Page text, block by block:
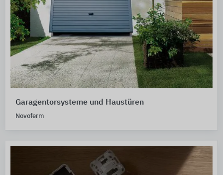
Garagentorsysteme und Haustüren
Novoferm